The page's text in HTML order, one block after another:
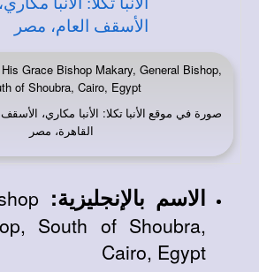
Grace Bishop Makary, General Bishop,
of Shoubra, Cairo, Egypt
صورة في موقع الأنبا تكلا: الأنبا مكاري،
القاهرة، مصر
الاسم بالإنجليزية:
South of Shoubra,
Cairo, Egypt